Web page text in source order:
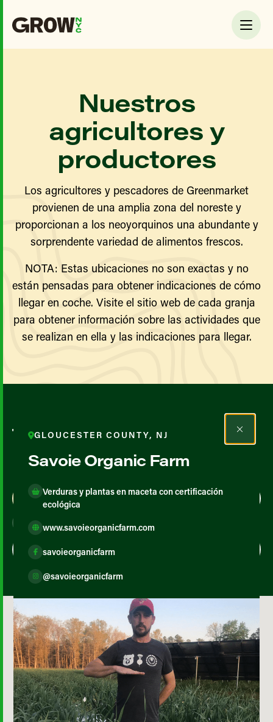
Nuestros
agricultores y
productores
Los agricultores y pescadores de Greenmarket
provienen de una amplia zona del noreste y
proporcionan a los neoyorquinos una abundante y
sorprendente variedad de alimentos frescos.
NOTA: Estas ubicaciones no son exactas y no
están pensadas para obtener indicaciones de cómo
llegar en coche. Visite el sitio web de cada granja
para obtener información sobre las actividades que
se realizan en ella y las indicaciones para llegar.
Todos los agricultores y
productores
Map View List View
GLOUCESTER COUNTY, NJ
Savoie Organic Farm
Verduras y plantas en maceta con certificación
ecológica
www.savoieorganicfarm.com
savoieorganicfarm
@savoieorganicfarm